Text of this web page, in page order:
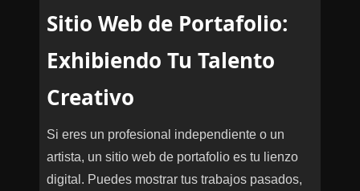
Sitio Web de Portafolio:
Exhibiendo Tu Talento
Creativo
Si eres un profesional independiente o un
artista, un sitio web de portafolio es tu lienzo
digital. Puedes mostrar tus trabajos pasados,